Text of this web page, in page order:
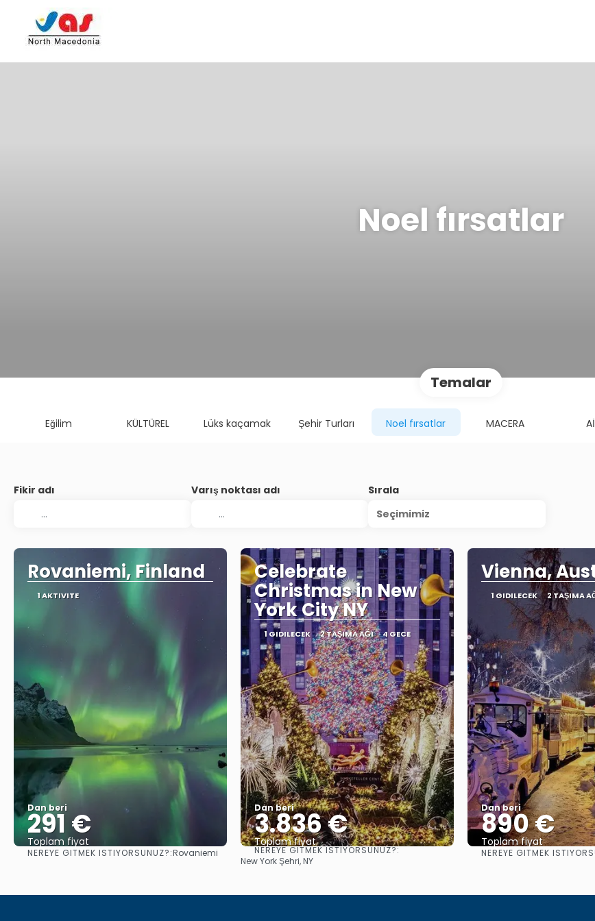
Noel fırsatlar
Temalar
Eğilim KÜLTÜREL Lüks kaçamak Şehir Turları Noel fırsatlar MACERA
Fikir adı Varış noktası adı
Sırala
Seçimimiz
Rovaniemi, Finland
1 AKTIVITE
Dan beri
291 €
Toplam fiyat
Görüntüle
NEREYE GITMEK ISTIYORSUNUZ?:Rovaniemi
Celebrate
Christmas in New
York City NY
1 GIDILECEK 2 TAŞIMA AĞI 4 GECE
Dan beri
3.836 €
Toplam fiyat
NEREYE GITMEK ISTIYORSUNUZ?:
New York Şehri, NY
Vienna,
1 GIDILECEK 2 TAŞIMA
Dan beri
890 €
Toplam fiyat
NEREYE GITMEK